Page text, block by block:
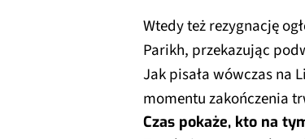
Wtedy też rezygnację
Parikh, przekazując
Jak pisała wówczas na
momentu zakończenia
Czas pokaże, kto na